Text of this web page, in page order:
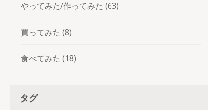
やってみた/作ってみた (63)
買ってみた (8)
食べてみた (18)
タグ